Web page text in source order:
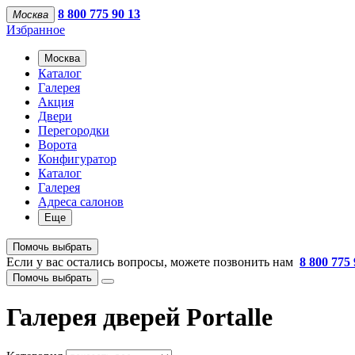
Москва
8 800 775 90 13
Избранное
Москва
Каталог
Галерея
Акция
Двери
Перегородки
Ворота
Конфигуратор
Каталог
Галерея
Адреса салонов
Еще
Помочь выбрать
Если у вас остались вопросы, можете позвонить нам 8 800 775
Помочь выбрать
Галерея дверей Portalle